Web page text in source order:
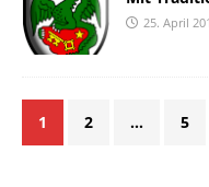
25. April
1 2 … 5